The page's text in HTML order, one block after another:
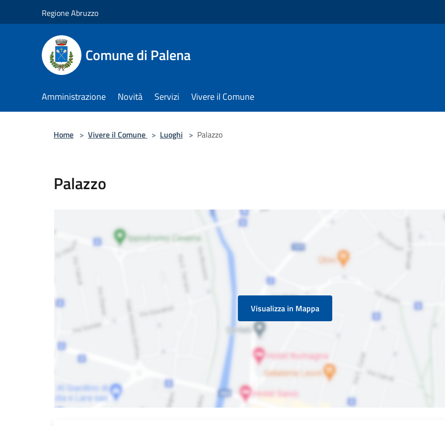
Regione Abruzzo
Comune di Palena
Amministrazione Novità Servizi Vivere il Comune
Home > Vivere il Comune > Luoghi > Palazzo
Palazzo
Visualizza in Mappa